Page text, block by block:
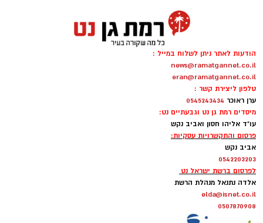
הודעות לאתר ניתן לשלוח במייל :
news@ramatgannet.co.il
eran@ramatgannet.co.il
טלפון ליצירת קשר :
ערן ראוכר 0545243434
מיסדים רמת גן נט וגבעתיים נט:
עו"ד אליהו חסון ואביב נקש
פרסום והתקשרויות עסקיות:
אביב נקש
0542203203
לפרסום ברשת ישראל נט
אלדה נתנאל מנהלת הרשת
elda@isnet.co.il
0507870908